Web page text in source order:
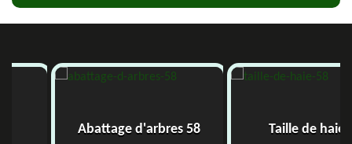
Abattage d'arbres 58 Taille de haie